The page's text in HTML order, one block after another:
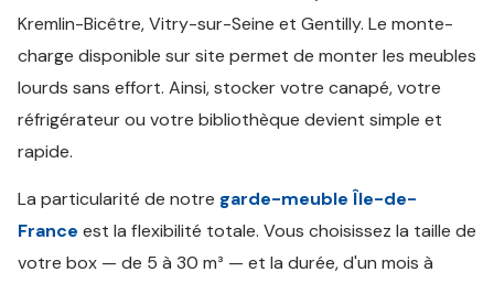
Kremlin-Bicêtre, Vitry-sur-Seine et Gentilly. Le monte-
charge disponible sur site permet de monter les meubles
lourds sans effort. Ainsi, stocker votre canapé, votre
réfrigérateur ou votre bibliothèque devient simple et
rapide.
La particularité de notre garde-meuble Île-de-
France est la flexibilité totale. Vous choisissez la taille de
votre box — de 5 à 30 m³ — et la durée, d'un mois à